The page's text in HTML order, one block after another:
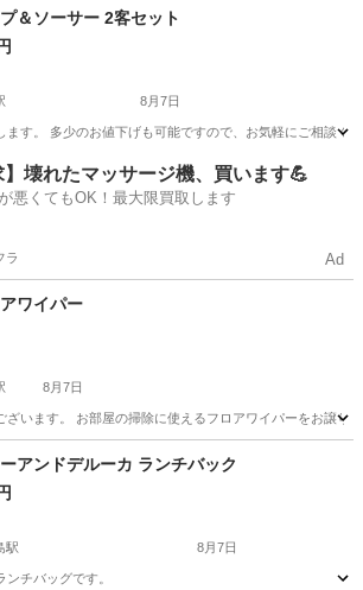
駅 家庭用品
＆ソーサー 2客セット
8月7日
ます。 多少のお値下げも可能ですので、お気軽にご相談
駅 食器
】壊れたマッサージ機、買います💪
悪くてもOK！最大限買取します
ラ Ad
ワイパー
8月7日
ざいます。 お部屋の掃除に使えるフロアワイパーをお譲
駅 掃除用具 ワイパー
アンドデルーカ ランチバック
駅 8月7日
チバッグです。